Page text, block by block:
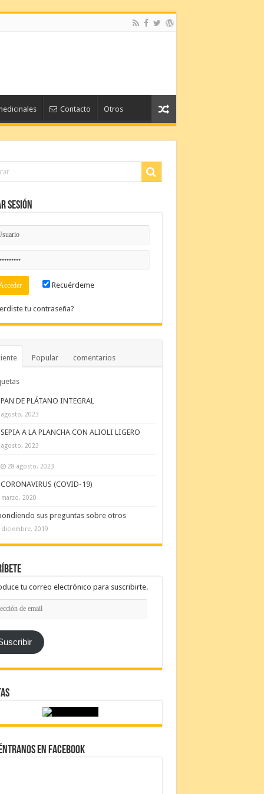
Contacto Otros
Sesión
Recuérdeme
tu contraseña?
Popular comentarios
PAN DE PLÁTANO INTEGRAL
2023
SEPIA A LA PLANCHA CON ALIOLI LIGERO
2023
28 agosto, 2023
CORONAVIRUS (COVID-19)
2020
sus preguntas sobre otros
diciembre, 2019
tu correo electrónico para suscribirte.
en Facebook